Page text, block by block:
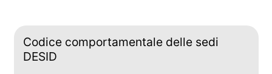
Codice comportamentale delle sedi
DESID